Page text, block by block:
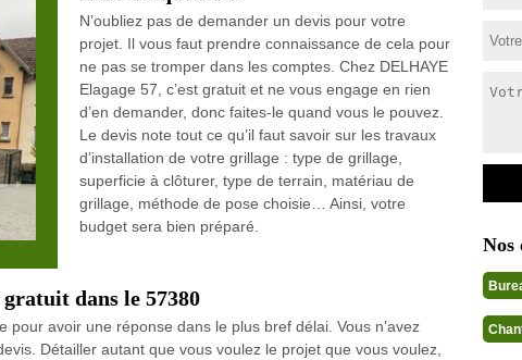
N’oubliez pas de demander un devis pour votre
projet. Il vous faut prendre connaissance de cela pour
ne pas se tromper dans les comptes. Chez DELHAYE
Elagage 57, c’est gratuit et ne vous engage en rien
d’en demander, donc faites-le quand vous le pouvez.
Le devis note tout ce qu’il faut savoir sur les travaux
d’installation de votre grillage : type de grillage,
superficie à clôturer, type de terrain, matériau de
grillage, méthode de pose choisie… Ainsi, votre
budget sera bien préparé.
dans le 57380
avoir une réponse dans le plus bref délai. Vous n’avez
Détailler autant que vous voulez le projet que vous voulez,
Nos